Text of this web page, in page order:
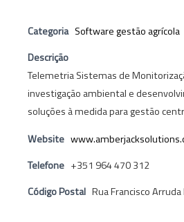
Categoria Software gestão agrícola
Descrição
Telemetria Sistemas de
investigação ambiental e
soluções à medida para gestão
Website
Telefone +351 964 470 312
Código Postal Rua Francisco